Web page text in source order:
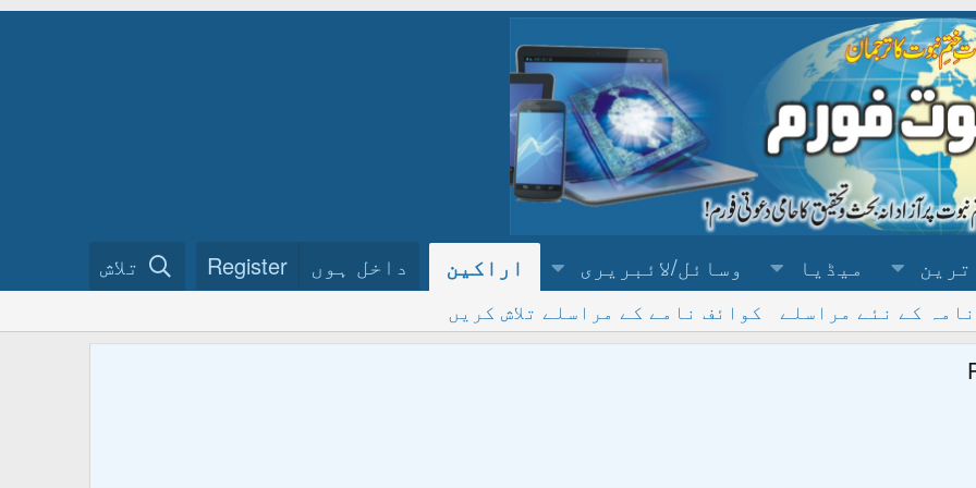
میڈیا وسائل/لائبریری اراکین داخل ہوں Register تلاش
کے نئے مراسلے کوائف نامے کے مراسلے تلاش کریں